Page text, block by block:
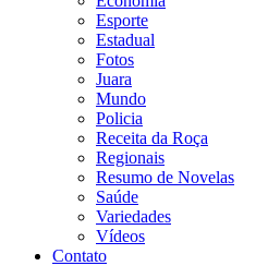
Esporte
Estadual
Fotos
Juara
Mundo
Policia
Receita da Roça
Regionais
Resumo de Novelas
Saúde
Variedades
Vídeos
Contato